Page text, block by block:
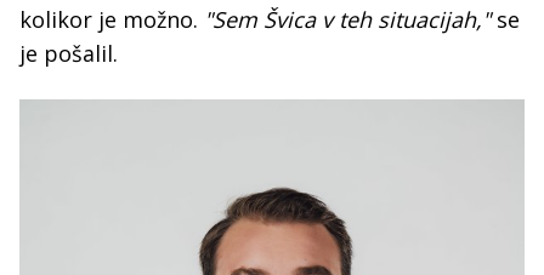
kolikor je možno. "Sem Švica v teh situacijah,"se
je pošalil.